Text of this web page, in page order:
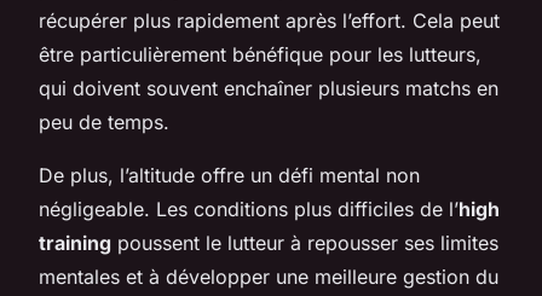
récupérer plus rapidement après l’effort. Cela peut
être particulièrement bénéfique pour les lutteurs,
qui doivent souvent enchaîner plusieurs matchs en
peu de temps.
De plus, l’altitude offre un défi mental non
négligeable. Les conditions plus difficiles de l’high
training poussent le lutteur à repousser ses limites
mentales et à développer une meilleure gestion du